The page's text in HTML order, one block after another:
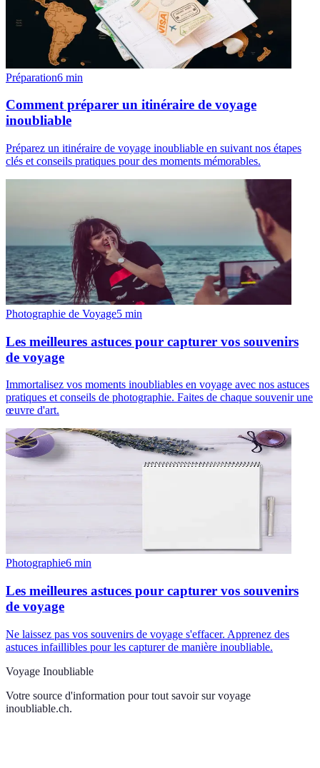
Préparation6 min
Comment préparer un itinéraire de voyage
inoubliable
Préparez un itinéraire de voyage inoubliable en suivant nos étapes
clés et conseils pratiques pour des moments mémorables.
Photographie de Voyage5 min
Les meilleures astuces pour capturer vos souvenirs
de voyage
Immortalisez vos moments inoubliables en voyage avec nos astuces
pratiques et conseils de photographie. Faites de chaque souvenir une
œuvre d'art.
Photographie6 min
Les meilleures astuces pour capturer vos souvenirs
de voyage
Ne laissez pas vos souvenirs de voyage s'effacer. Apprenez des
astuces infaillibles pour les capturer de manière inoubliable.
Voyage Inoubliable
Votre source d'information pour tout savoir sur voyage
inoubliable.ch.